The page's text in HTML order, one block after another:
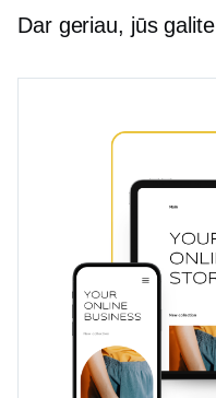
Dar geriau, jūs galite